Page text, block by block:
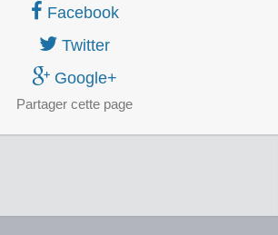
Facebook
Twitter
Google+
Partager cette page